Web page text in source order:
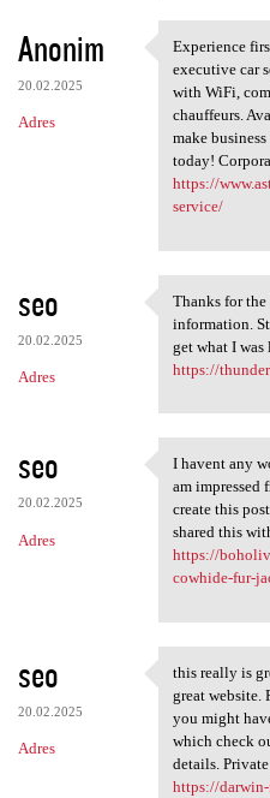
Anonim
20.02.2025
Adres
Experience
Experience
executive car
with WiFi,
chauffeurs.
make
today!
https://
service/
seo
20.02.2025
Adres
Thanks for
Thanks for
information.
get what I
https://
seo
20.02.2025
Adres
I havent
I havent any
am impressed
create this
shared this
https://
cowhide-fur-
seo
20.02.2025
Adres
this really is
this really is
great website.
you might
which check
details.
https://